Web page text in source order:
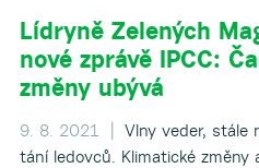
Lídryně Zelených
nové zprávě IPCC:
změny ubývá
9. 8. 2021 |
Vlny veder, stále
tání ledovců. Klimatické